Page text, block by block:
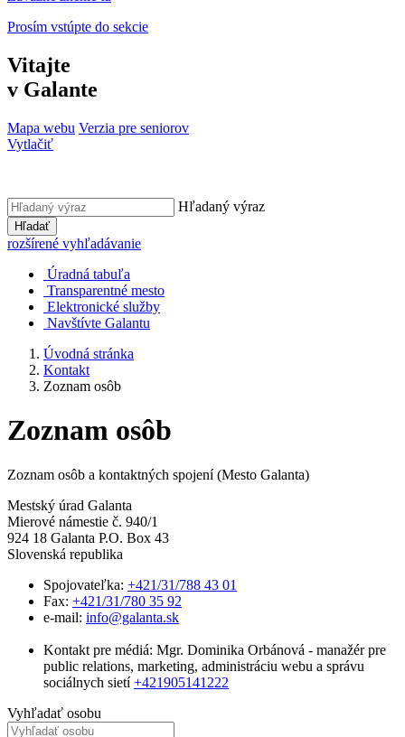
Prosím vstúpte do sekcie
Vitajte
v Galante
Mapa webu Verzia pre seniorov
Vytlačiť
Hľadaný výraz
Hľadať
rozšírené vyhľadávanie
Úradná tabuľa
Transparentné mesto
Elektronické služby
Navštívte Galantu
Úvodná stránka
Kontakt
Zoznam osôb
Zoznam osôb
Zoznam osôb a kontaktných spojení (Mesto Galanta)
Mestský úrad Galanta
Mierové námestie č. 940/1
924 18 Galanta P.O. Box 43
Slovenská republika
Spojovateľka: +421/31/788 43 01
Fax: +421/31/780 35 92
e-mail: info@galanta.sk
Kontakt pre médiá: Mgr. Dominika Orbánová - manažér pre
public relations, marketing, administráciu webu a správu
sociálnych sietí+421905141222
Vyhľadať osobu